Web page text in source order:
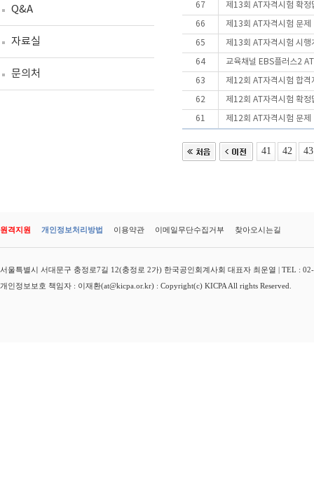
Q&A
자료실
문의처
67 제13회 AT자격시험 확정
66 제13회 AT자격시험 문
65 제13회 AT자격시험 시행
64 교육채널 EBS플러스2
63 제12회 AT자격시험 합격
62 제12회 AT자격시험 확정
61 제12회 AT자격시험 문
41 42 43
원격지원 개인정보처리방법 이용약관 이메일무단수집거부 찾아오시는길
서울특별시 서대문구 충정로7길 12(충정로 2가) 한국공인회계사회 대표자 최운열 | TEL :
개인정보보호 책임자 : 이재환(at@kicpa.or.kr) : Copyright(c) KICPA All rights Reserved.